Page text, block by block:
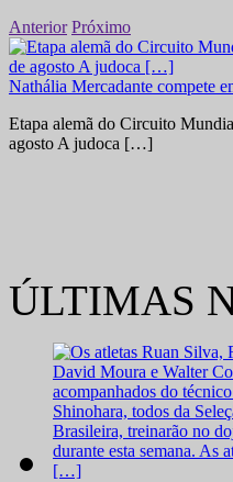
Anterior Próximo
Nathália Mercadante compete
Etapa alemã do Circuito
agosto A judoca […]
ÚLTIMAS